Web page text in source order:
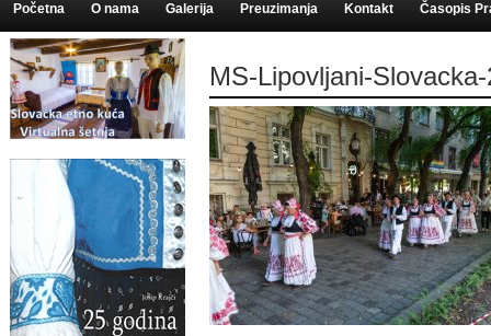
Početna O nama Galerija Preuzimanja Kontakt Časopis
MS-Lipovljani-